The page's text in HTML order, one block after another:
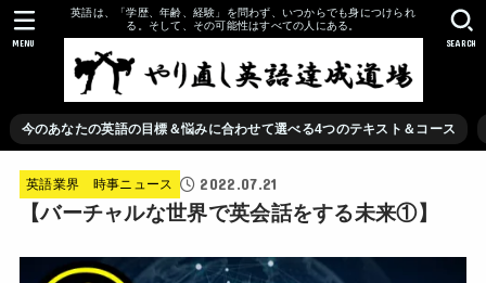
英語は、「学歴、年齢、経験」を問わず、いつからでも身につけられ
る。そして、その可能性はすべての人にある。
今のあなたの英語の目標＆悩みに合わせて選べる4つのテキスト＆コース
SEARCH
MENU
英語業界 時事ニュース 2022.07.21
【バーチャルな世界で英会話をする未来①】